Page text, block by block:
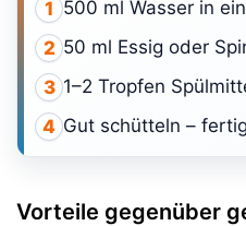
1 500 ml Wasser in
2 50 ml Essig oder
3 1–2 Tropfen
4 Gut schütteln –
Vorteile gegenüber